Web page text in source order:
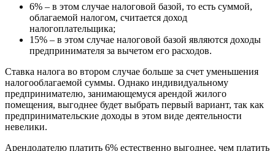
6% – в этом случае налоговой базой, то есть суммой,
облагаемой налогом, считается доход
налогоплательщика;
15% – в этом случае налоговой базой являются доходы
предпринимателя за вычетом его расходов.
Ставка налога во втором случае больше за счет уменьшения
налогооблагаемой суммы. Однако индивидуальному
предпринимателю, занимающемуся арендой жилого
помещения, выгоднее будет выбрать первый вариант, так как
предпринимательские доходы в этом виде деятельности
невелики.
Арендодателю платить 6% естественно выгоднее, чем платить